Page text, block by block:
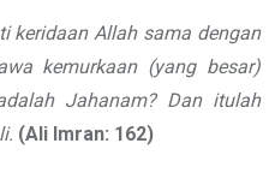
keridaan Allah sama dengan
kemurkaan (yang besar)
Jahanam? Dan itulah
(Ali Imran: 162)